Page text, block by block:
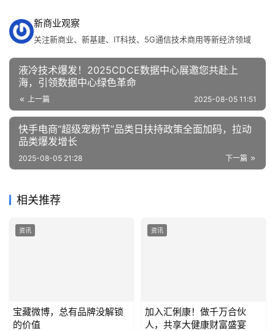
新商业观察
关注新商业、新基建、IT科技、5G通信技术商用等新经济领域
液冷技术爆发！2025CDCE数据中心展邀您共赴上
海，引领数据中心绿色革命
上一篇 2025-08-05 11:51
快手电商“超级宠粉节”品类日扶持政策全面加码，拉动
品类爆发增长
下一篇
2025-08-05 21:28
相关推荐
资讯
宝藏微博，总有品牌没解锁
的价值
资讯
加入汇俐康！做千万合伙
人，共享大健康财富盛宴